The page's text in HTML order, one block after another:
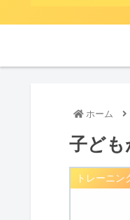
ホーム
子ども
トレーニン